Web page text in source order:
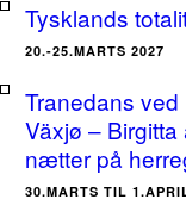
Tysklands
20.-25.MARTS 2027
Tranedans
Växjø –
nætter på
30.MARTS TIL